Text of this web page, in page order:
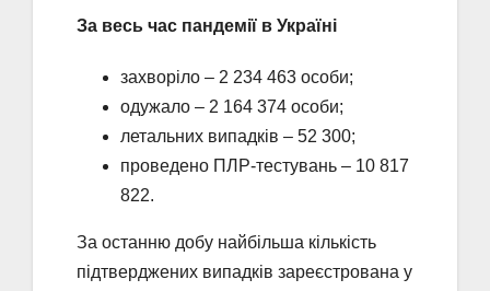
За весь час пандемії в Україні
захворіло – 2 234 463 особи;
одужало – 2 164 374 особи;
летальних випадків – 52 300;
проведено ПЛР-тестувань – 10 817
822.
За останню добу найбільша кількість
підтверджених випадків зареєстрована у